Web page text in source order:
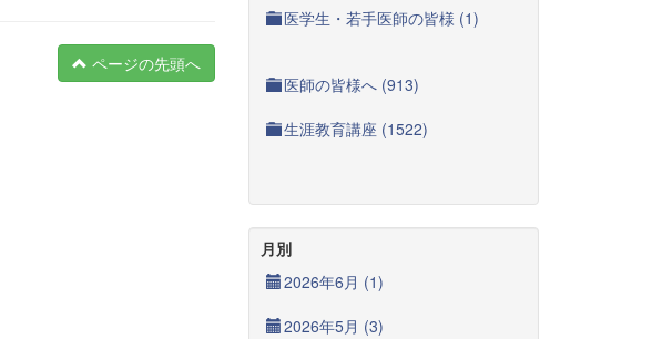
ページの先頭へ
医学生・若手医師の皆様 (1)
医師の皆様へ (913)
生涯教育講座 (1522)
月別
2026年6月 (1)
2026年5月 (3)